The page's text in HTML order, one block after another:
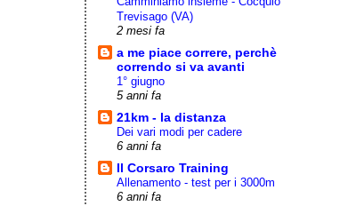
Trevisago (VA)
2 mesi fa
a me piace correre, perchè
correndo si va avanti
1° giugno
5 anni fa
21km - la distanza
Dei vari modi per cadere
6 anni fa
Il Corsaro Training
Allenamento - test per i 3000m
6 anni fa